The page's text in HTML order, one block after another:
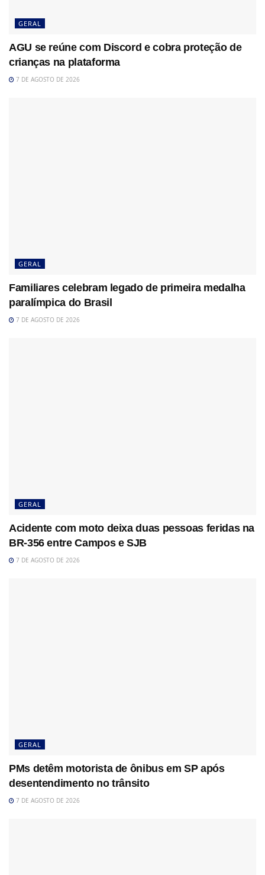
GERAL
AGU se reúne com Discord e cobra proteção de
crianças na plataforma
7 DE AGOSTO DE 2026
GERAL
Familiares celebram legado de primeira medalha
paralímpica do Brasil
7 DE AGOSTO DE 2026
GERAL
Acidente com moto deixa duas pessoas feridas na
BR-356 entre Campos e SJB
7 DE AGOSTO DE 2026
GERAL
PMs detêm motorista de ônibus em SP após
desentendimento no trânsito
7 DE AGOSTO DE 2026